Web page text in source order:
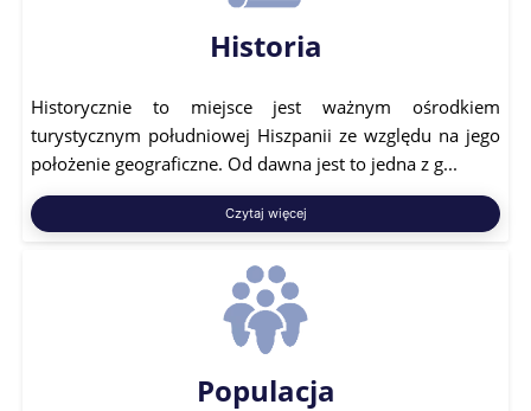
Historia
Historycznie to miejsce jest ważnym ośrodkiem
turystycznym południowej Hiszpanii ze względu na jego
położenie geograficzne. Od dawna jest to jedna z g...
Czytaj więcej
Populacja